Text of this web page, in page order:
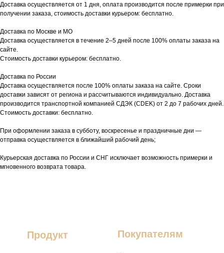
Доставка осуществляется от 1 дня, оплата производится после примерки при
получении заказа, стоимость доставки курьером: бесплатно.
Доставка по Москве и МО
Доставка осуществляется в течение 2–5 дней после 100% оплаты заказа на
сайте.
Стоимость доставки курьером: бесплатно.
Доставка по России
Доставка осуществляется после 100% оплаты заказа на сайте. Сроки
доставки зависят от региона и рассчитываются индивидуально. Доставка
производится транспортной компанией СДЭК (CDEK) от 2 до 7 рабочих дней.
Стоимость доставки: бесплатно.
При оформлении заказа в субботу, воскресенье и праздничные дни —
отправка осуществляется в ближайший рабочий день;
Курьерская доставка по России и СНГ исключает возможность примерки и
мгновенного возврата товара.
Продукт Покупателям